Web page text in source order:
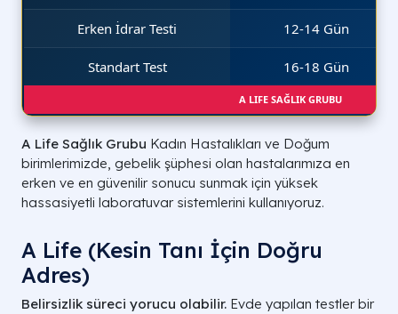
Erken İdrar Testi 12-14 Gün
Standart Test 16-18 Gün
A LIFE SAĞLIK GRUBU
A Life Sağlık Grubu Kadın Hastalıkları ve Doğum
birimlerimizde, gebelik şüphesi olan hastalarımıza en
erken ve en güvenilir sonucu sunmak için yüksek
hassasiyetli laboratuvar sistemlerini kullanıyoruz.
A Life (Kesin Tanı İçin Doğru
Adres)
Belirsizlik süreci yorucu olabilir. Evde yapılan testler bir